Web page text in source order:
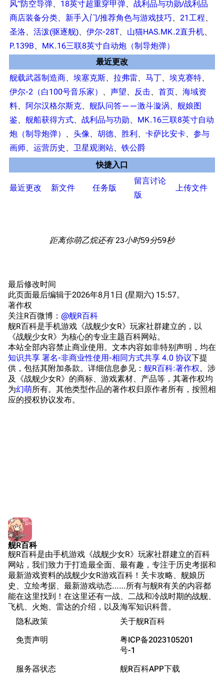
港区系统
头像
勋章
提督府
收藏室
宿舍与家具
餐厅与料理
学院与战术
放映厅
杂学考据
考据勘误汇总
游戏BUG汇总
历代登录界面
术语词典
特殊成就
物品道具
历次活动关卡图标
舰船造船厂一览
舰船归宿一览
图纸舰与未成舰
意大利军舰一览
旧日本八八舰队
旧日本军舰一览
近代中国图纸舰
解放军主战舰艇
游戏动态
卫星观测
历次场刊
参与画师
配音演员
艾拉微博存档
友情链接
Secret Projects论
坛
Shipbucket像素战
舰
资料站
战舰计划1900-
1950
美国海军历史手册
平贺让数字档案馆
大英帝国战争博物
Naval History
未登录用户的IP地址会在进行任意编辑后公开展示。
清除缓存
链入页面
相关更改
可打印版
固定链接
Cargo数据
风”防空导弹、​ 18英寸超重穿甲弹、​ 战利品与功勋/战利品
商店装备分类、​ 新手入门/推荐角色与游戏技巧、​ 21工程、​
圣洛、​ 活泼(驱逐舰)、​ 伊尔-28T、​ 山猫HAS.MK.2直升机、​
P.139B、​ MK.16三联8英寸自动炮（制导炮弹）
最近更改
舰载武器制造商、​ 埃塞克斯、​ 拉弗雷、​ 马丁、​ 埃克赛特、​
伊尔-2（白100号音乐家）
、​ 声望、​ 反击、​ 首页、​ 海域资
料、​ 阿尔汉格尔斯克、​ 舰队问答——激斗漩涡、​ 舰娘图
鉴、​ 舰船获得方式、​ 战利品与功勋、​ MK.16三联8英寸自动
炮（制导炮弹）
、​ 头像、​ 胡德、​ 胜利、​ 卡萨比安卡、​ 参与
画师、​ 运营历史 、​ 卫星观测站、​ 铁公爵
快捷入口
最近更改 新文件 任务版
留言讨论
版
上传文件
距离你萌乙烷还有23小时59分59秒
最后修改时间
此页面最后编辑于2026年8月1日 (星期六) 15:57。
著作权
关注R百微博： @舰R百科
舰R百科是手机游戏《战舰少女R》玩家社群建立的，以
《战舰少女R》为核心的专业主题百科网站。
本站全部内容禁止商业使用。文本内容如非特别声明，均在
知识共享 署名-非商业性使用-相同方式共享 4.0 协议下提
供，包括其附加条款。详细信息参见： 舰R百科:著作权。涉
及《战舰少女R》的商标、游戏素材、产品等，其著作权均
为幻萌所有。其他类型作品的著作权归原作者所有，按照相
应的授权协议发布。
舰R百科
舰R百科是由手机游戏《战舰少女R》玩家社群建立的百科
网站，我们致力于打造最全面、最有趣，专注于历史考据和
最新游戏资料的战舰少女R游戏百科！关卡攻略、舰娘历
史、立绘考据、最新游戏动态……所有与舰R有关的内容都
能在这里找到！在这里还有一战、二战和冷战时期的战舰、
飞机、火炮、雷达的介绍，以及海军知识科普。
隐私政策
关于舰R百科
免责声明
粤ICP备2023105201
号-1
服务器状态
舰R百科APP下载